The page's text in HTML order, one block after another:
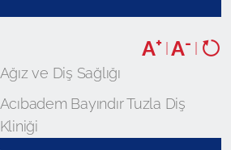
A+ A-
Ağız ve Diş Sağlığı
Acıbadem Bayındır Tuzla Diş
Kliniği